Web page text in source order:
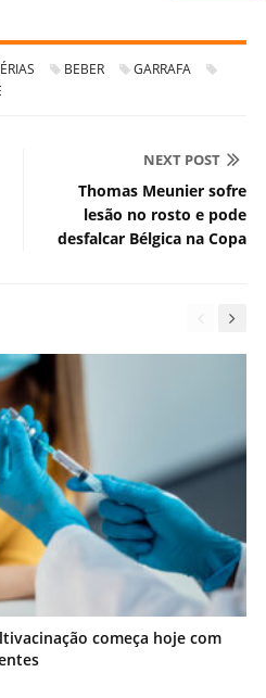
BEBER
GARRAFA
NEXT POST
Thomas Meunier sofre
lesão no rosto e pode
desfalcar Bélgica na Copa
começa hoje com